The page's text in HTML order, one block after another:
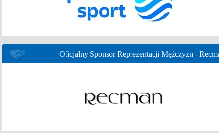
Oficjalny Sponsor Reprezentacji Mężczyzn -